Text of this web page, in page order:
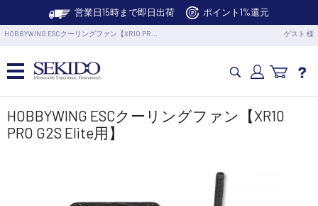
営業日15時まで即日出荷 ポイント1%還元
HOBBYWING ESCクーリングファン【XR10 PR … ゲスト 様
カメラドローン・生活家電
業務用ドローン・業務関連製品
HOBBYWING ESCクーリングファン【XR10
PRO G2S Elite用】